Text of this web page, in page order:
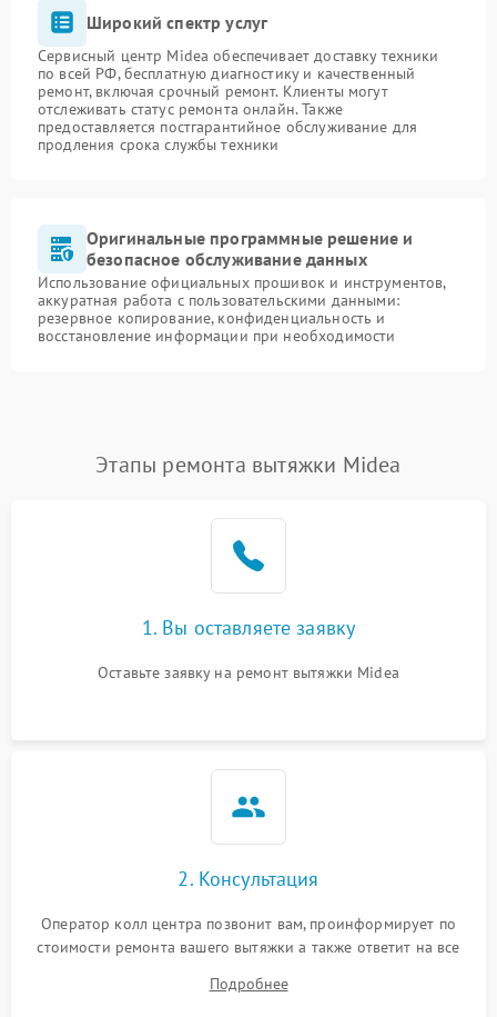
Широкий спектр услуг
Сервисный центр Midea обеспечивает доставку техники
по всей РФ, бесплатную диагностику и качественный
ремонт, включая срочный ремонт. Клиенты могут
отслеживать статус ремонта онлайн. Также
предоставляется постгарантийное обслуживание для
продления срока службы техники
Оригинальные программные решение и
безопасное обслуживание данных
Использование официальных прошивок и инструментов,
аккуратная работа с пользовательскими данными:
резервное копирование, конфиденциальность и
восстановление информации при необходимости
Этапы ремонта вытяжки Midea
1. Вы оставляете заявку
Оставьте заявку на ремонт вытяжки Midea
2. Консультация
Оператор колл центра позвонит вам, проинформирует по
стоимости ремонта вашего вытяжки а также ответит на все
Подробнее